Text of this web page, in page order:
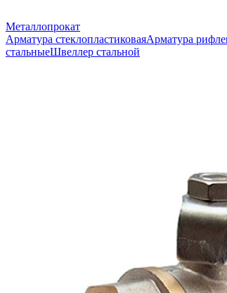
Металлопрокат
Арматура стеклопластиковаяАрматура
стальныеШвеллер стальной